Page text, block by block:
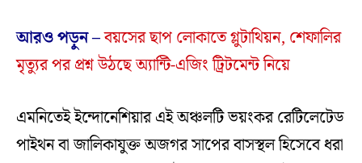
আরও পড়ুন –বয়সের ছাপ লোকাতে গ্লুটাথিয়ন, শেফালির
মৃত্যুর পর প্রশ্ন উঠছে অ্যান্টি-এজিং ট্রিটমেন্ট নিয়ে
এমনিতেই ইন্দোনেশিয়ার এই অঞ্চলটি ভয়ংকর রেটিলেটেড
পাইথন বা জালিকাযুক্ত অজগর সাপের বাসস্থল হিসেবে ধরা